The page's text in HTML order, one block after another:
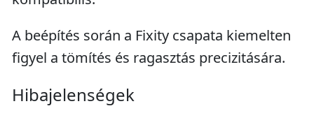
A beépítés során a Fixity csapata kiemelten
figyel a tömítés és ragasztás precizitására.
Hibajelenségek